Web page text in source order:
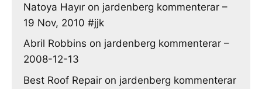
Natoya Hayır on jardenberg kommenterar –
19 Nov, 2010 #jjk
Abril Robbins on jardenberg kommenterar –
2008-12-13
Best Roof Repair on jardenberg kommenterar